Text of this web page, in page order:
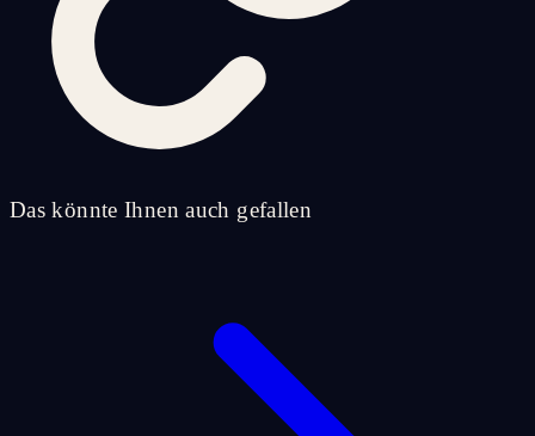
Das könnte Ihnen auch gefallen